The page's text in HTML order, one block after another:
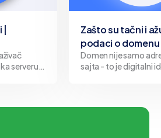
serveru,
Zašto su tačni i
podaci o domenu
Domen nije samo
sajta - to je digitalni
jasno definisanim